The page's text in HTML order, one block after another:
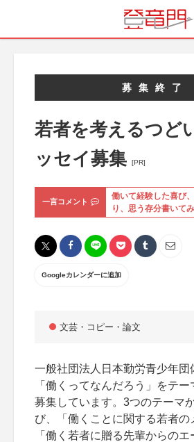
募集終了
若者を考えるつど
ッセイ募集
[PR]
一言コメント
働いて経験した喜び
り、思う存分書いてみ
Googleカレンダーに追加
文芸・コピー・論文
一般社団法人日本勤労青少年団
「働くってなんだろう」をテ
募集しています。3つのテーマ
び、「働くことに関する若者の
「働く若者に贈る先輩からの